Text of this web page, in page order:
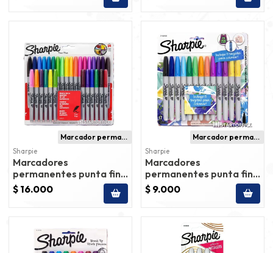
Marcador permanente
Sharpie
Marcadores
permanentes punta fina
24un sharpie
$ 16.000
Marcador permanente
Sharpie
Marcadores
permanentes punta fina
12un + 5 tarjetas sharpie
$ 9.000